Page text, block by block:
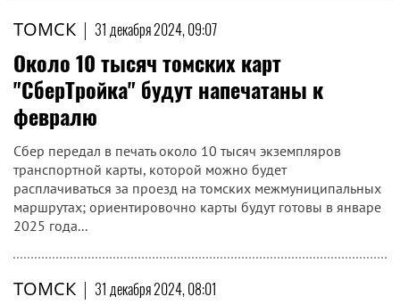
ТОМСК | 31 декабря 2024, 09:07
Около 10 тысяч томских карт
"СберТройка" будут напечатаны к
февралю
Сбер передал в печать около 10 тысяч экземпляров
транспортной карты, которой можно будет
расплачиваться за проезд на томских межмуниципальных
маршрутах; ориентировочно карты будут готовы в январе
2025 года...
ТОМСК | 31 декабря 2024, 08:01